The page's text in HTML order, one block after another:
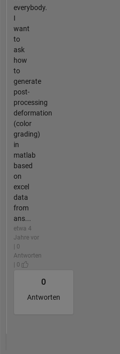
everybody.
I
want
to
ask
how
to
generate
post-
processing
deformation
(color
grading)
in
matlab
based
on
excel
data
from
ans...
etwa 4
Jahre vor
| 0
Antworten
| 0
0
Antworten